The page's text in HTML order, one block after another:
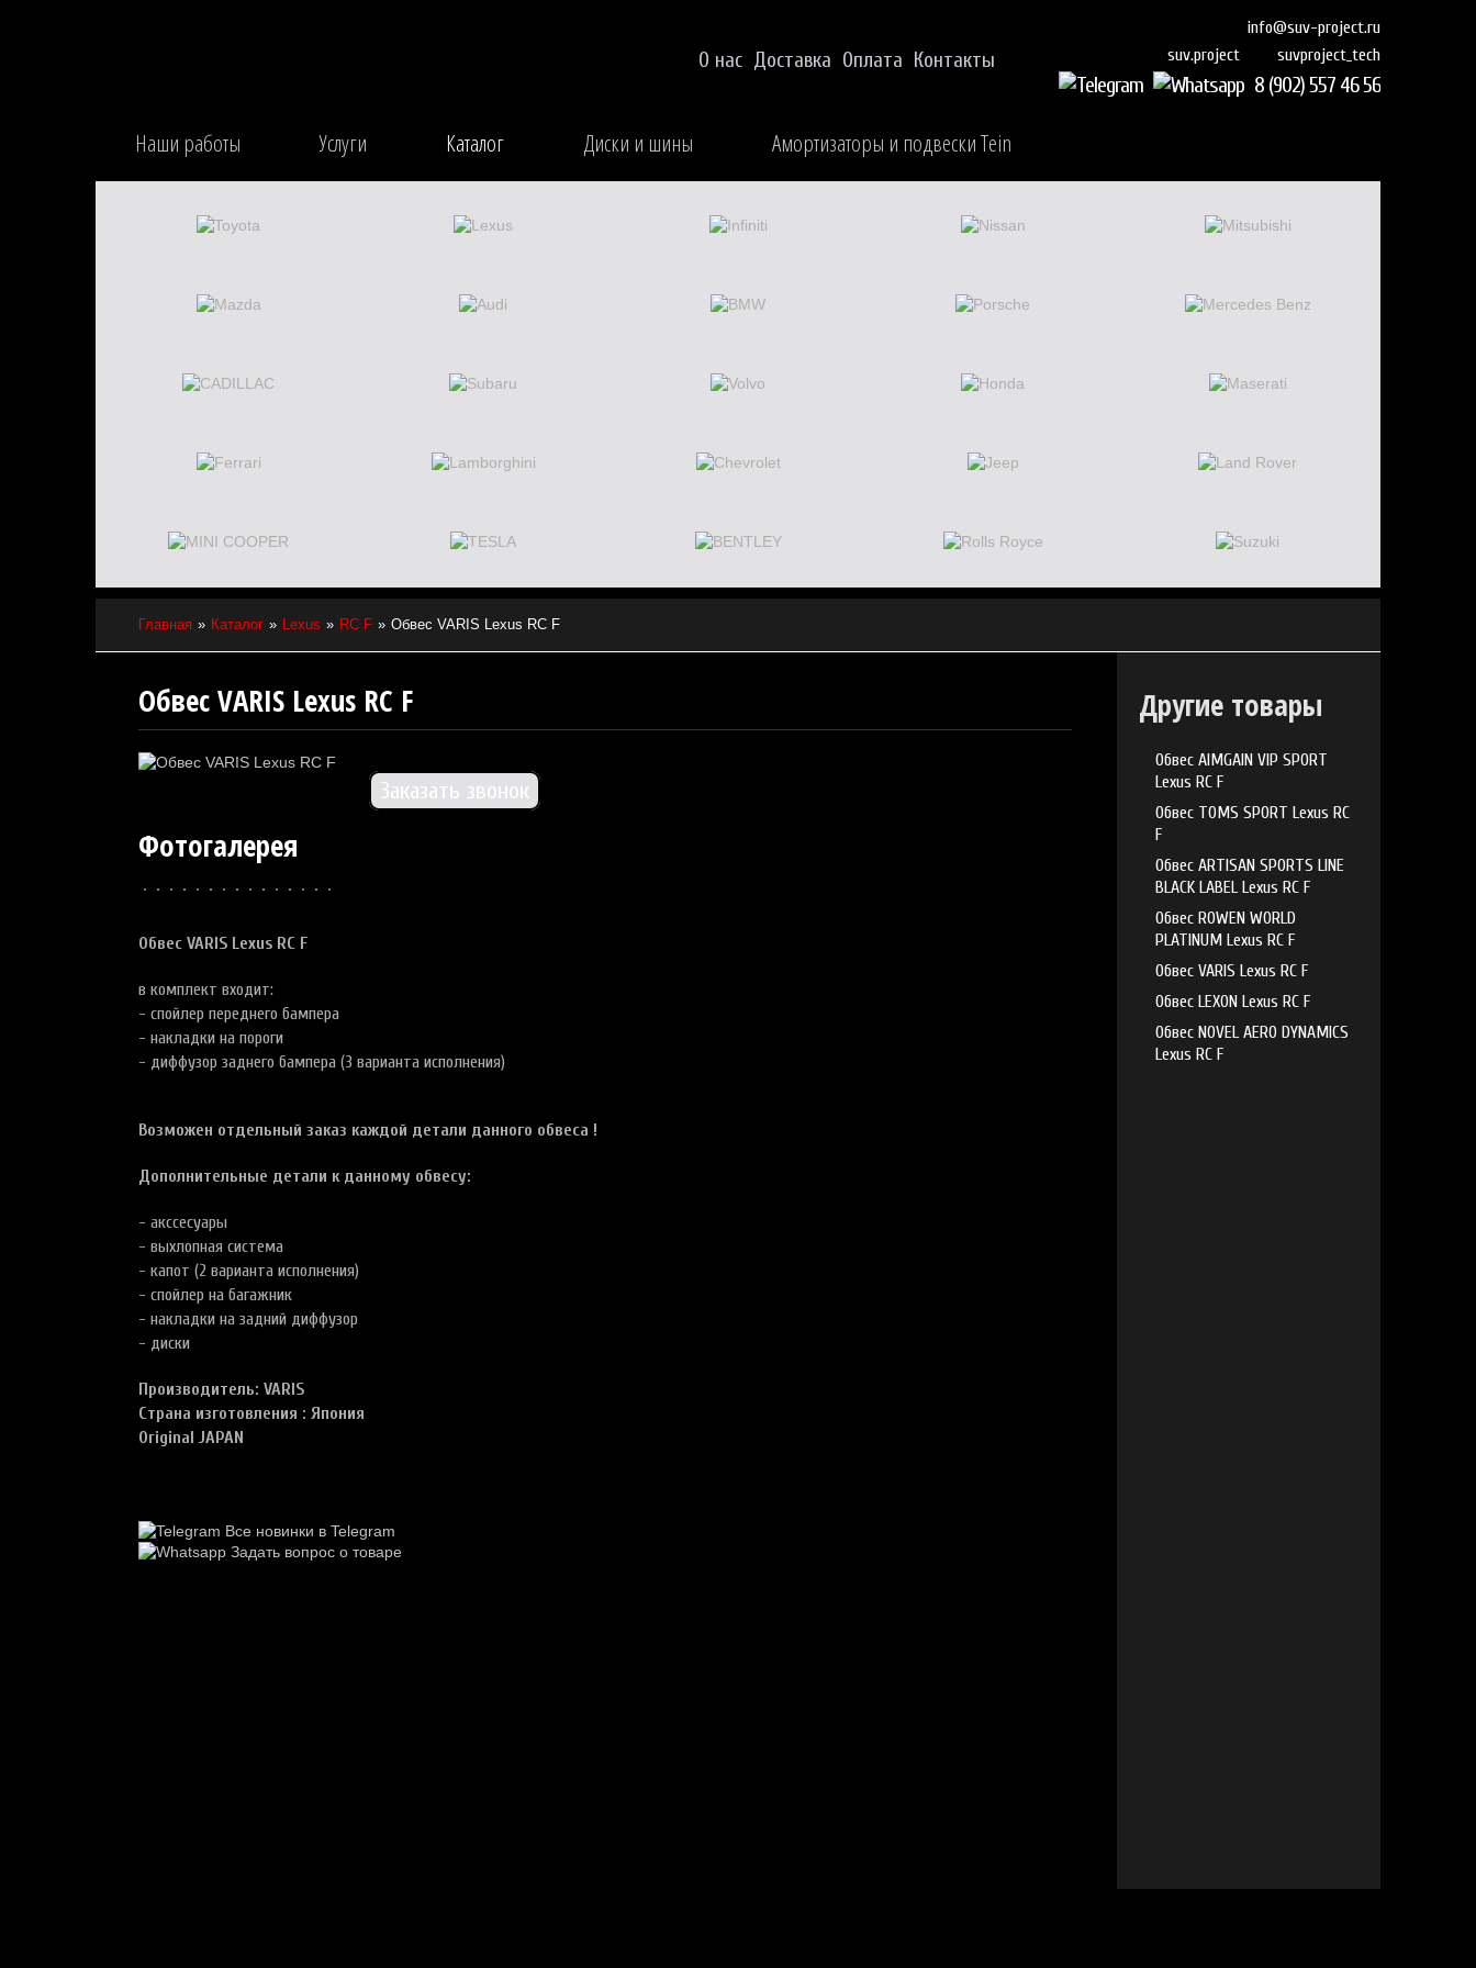
info@suv-project.ru
suv.project
suvproject_tech
8 (902) 557 46 56
О нас Доставка Оплата Контакты
Наши работы Услуги Каталог Диски и шины Амортизаторы и подвески Tein
Главная Каталог Lexus RC F Обвес VARIS Lexus RC F
Обвес VARIS Lexus RC F
Заказать звонок
Фотогалерея
Обвес VARIS Lexus RC F
в комплект входит:
- спойлер переднего бампера
- накладки на пороги
- диффузор заднего бампера (3 варианта исполнения)
Возможен отдельный заказ каждой детали данного обвеса !
Дополнительные детали к данному обвесу:
- акссесуары
- выхлопная система
- капот (2 варианта исполнения)
- спойлер на багажник
- накладки на задний диффузор
- диски
Производитель: VARIS
Страна изготовления : Япония
Original JAPAN
Все новинки в Telegram
Задать вопрос о товаре
Другие товары
Обвес AIMGAIN VIP SPORT
Lexus RC F
Обвес TOMS SPORT Lexus RC
F
Обвес ARTISAN SPORTS LINE
BLACK LABEL Lexus RC F
Обвес ROWEN WORLD
PLATINUM Lexus RC F
Обвес VARIS Lexus RC F
Обвес LEXON Lexus RC F
Обвес NOVEL AERO DYNAMICS
Lexus RC F